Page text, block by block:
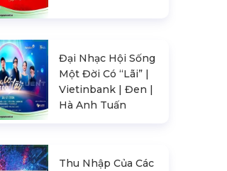
Đại Nhạc Hội Sống
Một Đời Có “Lãi” |
Vietinbank | Đen |
Hà Anh Tuấn
Thu Nhập Của Các